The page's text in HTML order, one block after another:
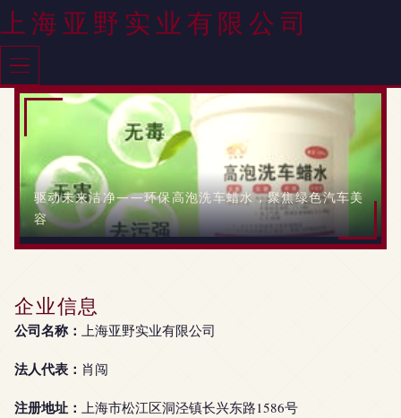
上海亚野实业有限公司
驱动未来洁净——环保高泡洗车蜡水，聚焦绿色汽车美
容
企业信息
公司名称： 上海亚野实业有限公司
法人代表： 肖闯
注册地址： 上海市松江区洞泾镇长兴东路1586号